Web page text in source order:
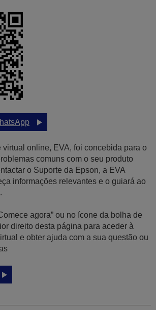
virtual online, EVA, foi concebida para o
comuns com o seu produto
o Suporte da Epson, a EVA
informações relevantes e o guiará ao
agora” ou no ícone da bolha de
direito desta página para aceder à
e obter ajuda com a sua questão ou